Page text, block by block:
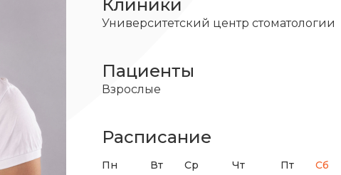
Клиники
Университетский центр стоматологии
Пациенты
Взрослые
Расписание
Пн
Вт
Ср
Чт
Пт Сб